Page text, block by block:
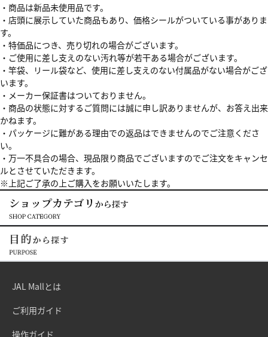
・商品は新品未使用品です。
・店頭に展示していた商品もあり、価格シールがついている事がありま
す。
・特価品につき、売り切れの場合がございます。
・ご使用に差し支えのない汚れ等が若干ある場合がございます。
・竿袋、リール袋など、使用に差し支えのない付属品がない場合がござ
います。
・メーカー保証書はついておりません。
・商品の状態に対するご質問には誠に申し訳ありませんが、お答え出来
かねます。
・パッケージに難がある理由での返品はできませんのでご注意くださ
い。
・万一不具合の場合、現品限り商品でございますのでご注文をキャンセ
ルとさせていただきます。
※上記ご了承の上ご購入をお願いいたします。
JAL Mallとは
ご利用ガイド
操作ガイド